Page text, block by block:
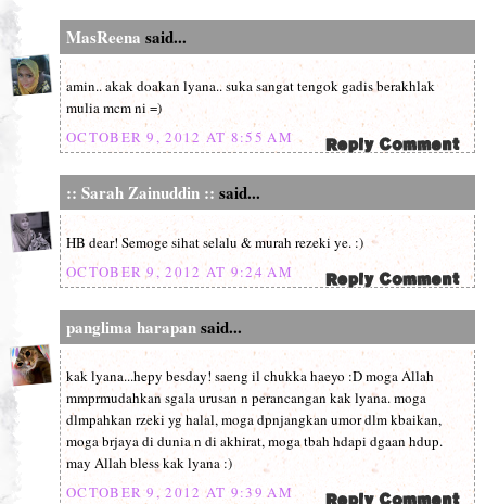
MasReena said...
amin.. akak doakan lyana.. suka sangat tengok gadis berakhlak
mulia mcm ni =)
OCTOBER 9, 2012 AT 8:55 AM
:: Sarah Zainuddin :: said...
HB dear! Semoge sihat selalu & murah rezeki ye. :)
OCTOBER 9, 2012 AT 9:24 AM
panglima harapansaid...
kak lyana...hepy besday! saeng il chukka haeyo :D moga Allah
mmprmudahkan sgala urusan n perancangan kak lyana. moga
dlmpahkan rzeki yg halal, moga dpnjangkan umor dlm kbaikan,
moga brjaya di dunia n di akhirat, moga tbah hdapi dgaan hdup.
may Allah bless kak lyana :)
OCTOBER 9, 2012 AT 9:39 AM